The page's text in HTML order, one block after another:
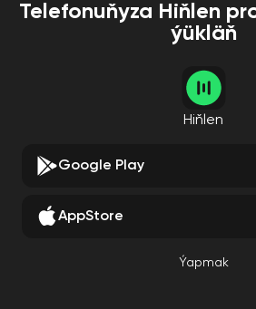
Child Within The Man
Sebastian Bach
Telefonuňyza Hiňlen
ýükläň
Hiňlen
Google Play
AppStore
Ýapmak